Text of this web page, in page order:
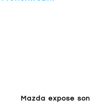
Mazda expose son